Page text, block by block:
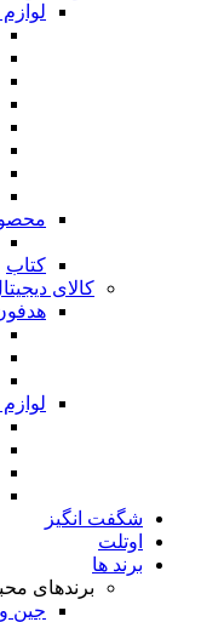
لوازم
کتاب
کالای
شگفت انگیز
اوتلت
برند ها
برندهای
جین